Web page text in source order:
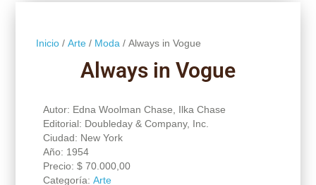
Inicio/ Arte/ Moda/ Always in Vogue
Always in Vogue
Autor: Edna Woolman Chase, Ilka Chase
Editorial: Doubleday & Company, Inc.
Ciudad: New York
Año: 1954
Precio: $70.000,00
Categoría: Arte